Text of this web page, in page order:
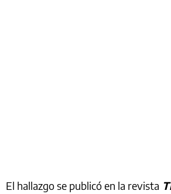
El hallazgo se publicó en la revista